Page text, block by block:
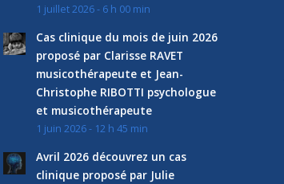
1 juillet 2026 - 6 h 00 min
Cas clinique du mois de juin 2026
proposé par Clarisse RAVET
musicothérapeute et Jean-
Christophe RIBOTTI psychologue
et musicothérapeute
1 juin 2026 - 12 h 45 min
Avril 2026 découvrez un cas
clinique proposé par Julie